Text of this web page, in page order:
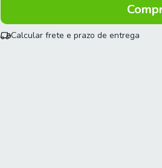
Calcular frete e prazo de entrega